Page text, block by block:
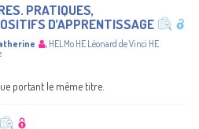
PRATIQUES,
D’APPRENTISSAGE
, HELMo HE Léonard de Vinci HE
portant le même titre.